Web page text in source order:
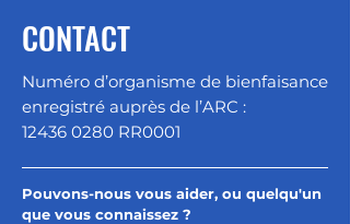
CONTACT
Numéro d’organisme de bienfaisance
enregistré auprès de l’ARC :
12436 0280 RR0001
Pouvons-nous vous aider, ou quelqu'un
que vous connaissez ?